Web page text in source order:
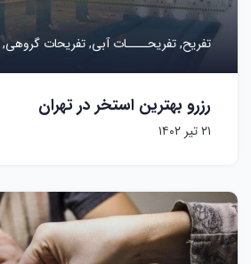
تفریح,تفریحــــات آبی,تفریحات گروهی,
رزرو بهترین استخر در تهران
۲۱ تیر ۱۴۰۲